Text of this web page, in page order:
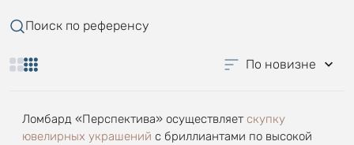
Поиск по референсу
По новизне
Ломбард «Перспектива» осуществляет скупку
ювелирных украшений с бриллиантами по высокой